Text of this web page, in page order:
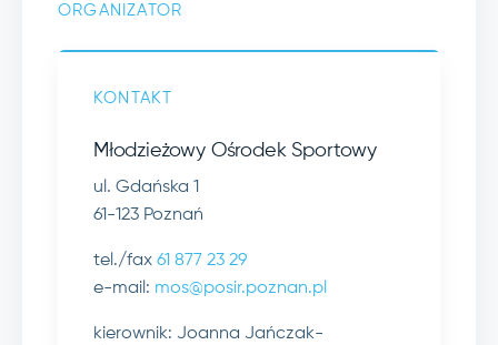
ORGANIZATOR
KONTAKT
Młodzieżowy Ośrodek Sportowy
ul. Gdańska 1
61-123 Poznań
tel./fax 61 877 23 29
e-mail: mos@posir.poznan.pl
kierownik: Joanna Jańczak-